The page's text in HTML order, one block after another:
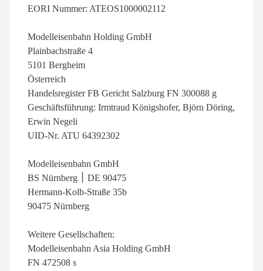
EORI Nummer: ATEOS1000002112
Modelleisenbahn Holding GmbH
Plainbachstraße 4
5101 Bergheim
Österreich
Handelsregister FB Gericht Salzburg FN 300088 g
Geschäftsführung: Irmtraud Königshofer, Björn Döring,
Erwin Negeli
UID-Nr. ATU 64392302
Modelleisenbahn GmbH
BS Nürnberg ׀ DE 90475
Hermann-Kolb-Straße 35b
90475 Nürnberg
Weitere Gesellschaften:
Modelleisenbahn Asia Holding GmbH
FN 472508 s